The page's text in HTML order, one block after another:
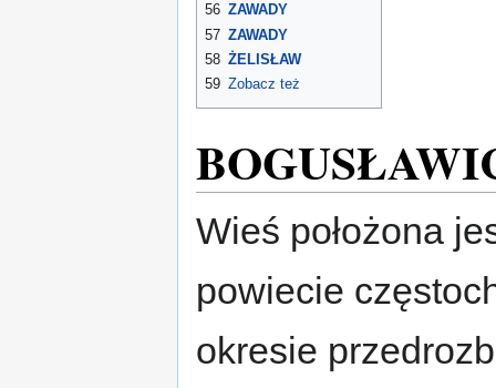
56 ZAWADY
57 ZAWADY
58 ŻELISŁAW
59 Zobacz też
Wieś położona
powiecie
okresie